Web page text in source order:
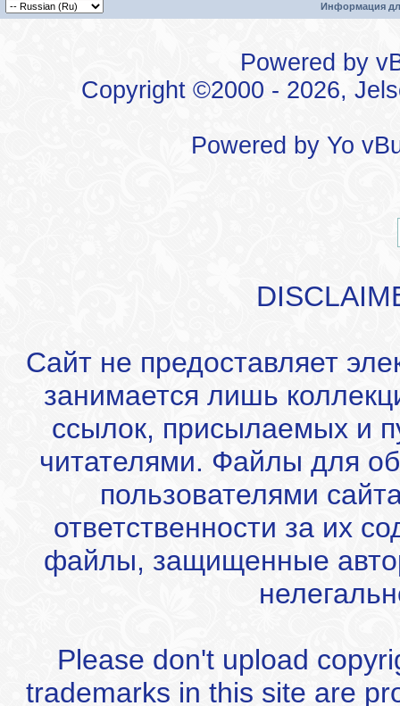
Информация
Powered by
Copyright ©2000 - 2026,
Powered by Yo
Сайт не предоставляет
занимается лишь
ссылок, присылаемых и
читателями. Файлы для
пользователями
ответственности за их
файлы, защищенные
Please don't upload
trademarks in this site are